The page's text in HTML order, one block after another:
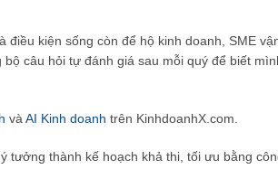
điều kiện sống còn để hộ kinh doanh, SME
câu hỏi tự đánh giá sau mỗi quý để biết
và AI Kinh doanh trên KinhdoanhX.com.
tưởng thành kế hoạch khả thi, tối ưu bằng